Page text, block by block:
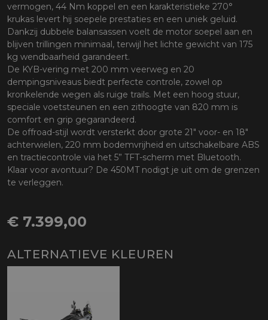
vermogen, 44 Nm koppel en een karakteristieke 270°
krukas levert hij soepele prestaties en een uniek geluid.
Dankzij dubbele balansassen voelt de motor soepel aan en
blijven trillingen minimaal, terwijl het lichte gewicht van 175
kg wendbaarheid garandeert.
De KYB-vering met 200 mm veerweg en 20
dempingsniveaus biedt perfecte controle, zowel op
kronkelende wegen als ruige trails. Met een hoog stuur,
speciale voetsteunen en een zithoogte van 820 mm is
comfort en grip gegarandeerd.
De offroad-stijl wordt versterkt door grote 21" voor- en 18"
achterwielen, 220 mm bodemvrijheid en uitschakelbare ABS
en tractiecontrole via het 5” TFT-scherm met Bluetooth.
Klaar voor avontuur? De 450MT nodigt je uit om de grenzen
te verleggen.
€ 7.399,00
ALTERNATIEVE KLEUREN